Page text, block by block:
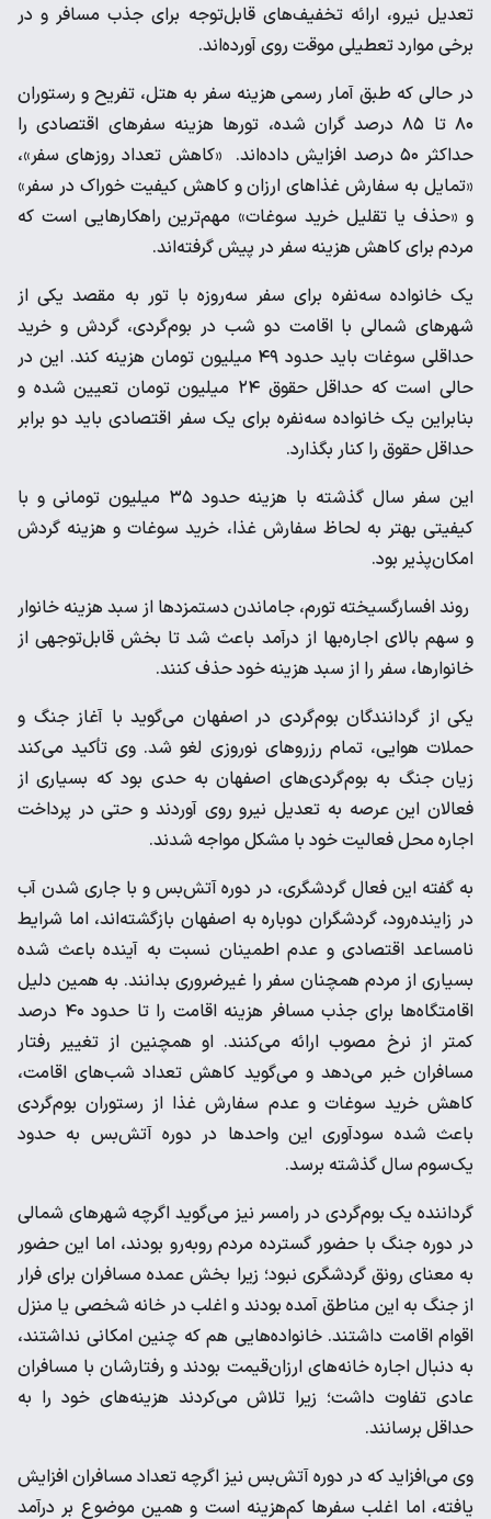
تعدیل نیرو، ارائه تخفیف‌های قابل‌توجه برای جذب مسافر و در
برخی موارد تعطیلی موقت روی آورده‌اند.
در حالی که طبق آمار رسمی هزینه سفر به هتل، تفریح و رستوران
۸۰ تا ۸۵ درصد گران شده، تورها هزینه سفرهای اقتصادی را
حداکثر ۵۰ درصد افزایش داده‌اند. «کاهش تعداد روزهای سفر»،
«تمایل به سفارش غذاهای ارزان و کاهش کیفیت خوراک در سفر»
و «حذف یا تقلیل خرید سوغات» مهم‌ترین راهکارهایی است که
مردم برای کاهش هزینه سفر در پیش گرفته‌اند.
یک خانواده سه‌نفره برای سفر سه‌روزه با تور به مقصد یکی از
شهرهای شمالی با اقامت دو شب در بوم‌گردی، گردش و خرید
حداقلی سوغات باید حدود ۴۹ میلیون تومان هزینه کند. این در
حالی است که حداقل حقوق ۲۴ میلیون تومان تعیین شده و
بنابراین یک خانواده سه‌نفره برای یک سفر اقتصادی باید دو برابر
حداقل حقوق را کنار بگذارد.
این سفر سال گذشته با هزینه حدود ۳۵ میلیون تومانی و با
کیفیتی بهتر به لحاظ سفارش غذا، خرید سوغات و هزینه گردش
امکان‌پذیر بود.
روند افسارگسیخته تورم، جاماندن دستمزدها از سبد هزینه خانوار
و سهم بالای اجاره‌بها از درآمد باعث شد تا بخش قابل‌توجهی از
خانوارها، سفر را از سبد هزینه خود حذف کنند.
یکی از گردانندگان بوم‌گردی در اصفهان می‌گوید با آغاز جنگ و
حملات هوایی، تمام رزروهای نوروزی لغو شد. وی تأکید می‌کند
زیان جنگ به بوم‌گردی‌های اصفهان به حدی بود که بسیاری از
فعالان این عرصه به تعدیل نیرو روی آوردند و حتی در پرداخت
اجاره محل فعالیت خود با مشکل مواجه شدند.
به گفته این فعال گردشگری، در دوره آتش‌بس و با جاری شدن آب
در زاینده‌رود، گردشگران دوباره به اصفهان بازگشته‌اند، اما شرایط
نامساعد اقتصادی و عدم اطمینان نسبت به آینده باعث شده
بسیاری از مردم همچنان سفر را غیرضروری بدانند. به همین دلیل
اقامتگاه‌ها برای جذب مسافر هزینه اقامت را تا حدود ۴۰ درصد
کمتر از نرخ مصوب ارائه می‌کنند. او همچنین از تغییر رفتار
مسافران خبر می‌دهد و می‌گوید کاهش تعداد شب‌های اقامت،
کاهش خرید سوغات و عدم سفارش غذا از رستوران بوم‌گردی
باعث شده سودآوری این واحدها در دوره آتش‌بس به حدود
یک‌سوم سال گذشته برسد.
گرداننده یک بوم‌گردی در رامسر نیز می‌گوید اگرچه شهرهای شمالی
در دوره جنگ با حضور گسترده مردم روبه‌رو بودند، اما این حضور
به معنای رونق گردشگری نبود؛ زیرا بخش عمده مسافران برای فرار
از جنگ به این مناطق آمده بودند و اغلب در خانه شخصی یا منزل
اقوام اقامت داشتند. خانواده‌هایی هم که چنین امکانی نداشتند،
به دنبال اجاره خانه‌های ارزان‌قیمت بودند و رفتارشان با مسافران
عادی تفاوت داشت؛ زیرا تلاش می‌کردند هزینه‌های خود را به
حداقل برسانند.
وی می‌افزاید که در دوره آتش‌بس نیز اگرچه تعداد مسافران افزایش
یافته، اما اغلب سفرها کم‌هزینه است و همین موضوع بر درآمد